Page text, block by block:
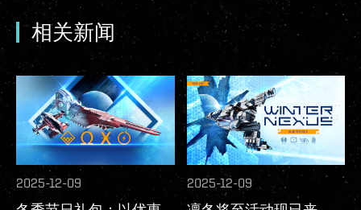
相关新闻
2025-12-09 2025-12-09